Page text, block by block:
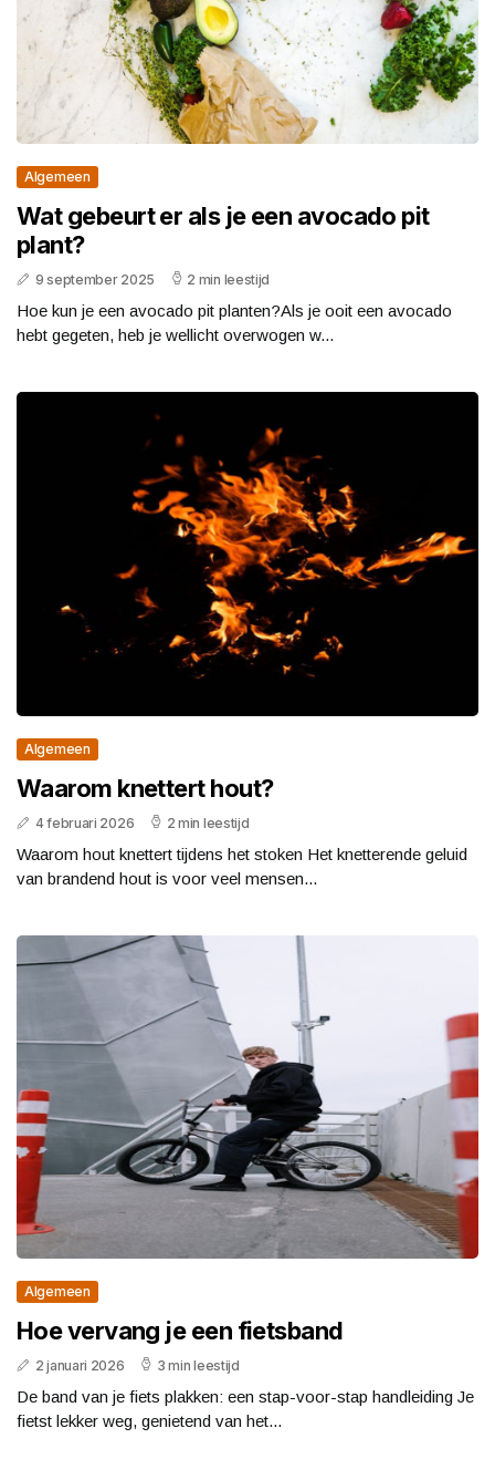
Algemeen
Wat gebeurt er als je een avocado pit
plant?
9 september 2025 2 min leestijd
Hoe kun je een avocado pit planten?Als je ooit een avocado
hebt gegeten, heb je wellicht overwogen w...
Algemeen
Waarom knettert hout?
4 februari 2026 2 min leestijd
Waarom hout knettert tijdens het stoken Het knetterende geluid
van brandend hout is voor veel mensen...
Algemeen
Hoe vervang je een fietsband
2 januari 2026 3 min leestijd
De band van je fiets plakken: een stap-voor-stap handleiding Je
fietst lekker weg, genietend van het...